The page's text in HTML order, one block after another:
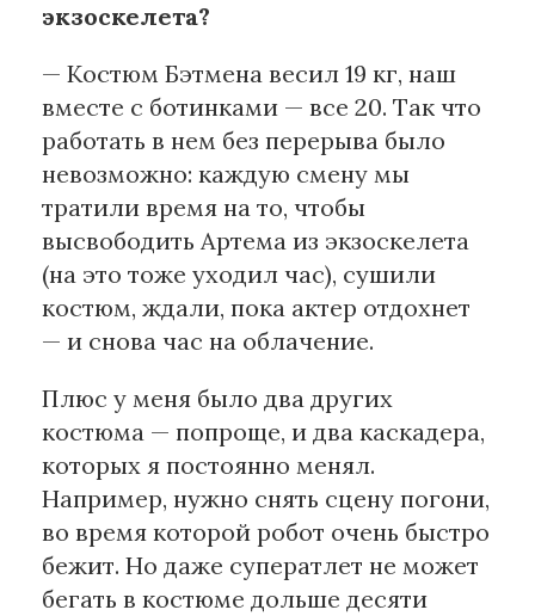
экзоскелета?
— Костюм Бэтмена весил 19 кг, наш
вместе с ботинками — все 20. Так что
работать в нем без перерыва было
невозможно: каждую смену мы
тратили время на то, чтобы
высвободить Артема из экзоскелета
(на это тоже уходил час), сушили
костюм, ждали, пока актер отдохнет
— и снова час на облачение.
Плюс у меня было два других
костюма — попроще, и два каскадера,
которых я постоянно менял.
Например, нужно снять сцену погони,
во время которой робот очень быстро
бежит. Но даже суператлет не может
бегать в костюме дольше десяти